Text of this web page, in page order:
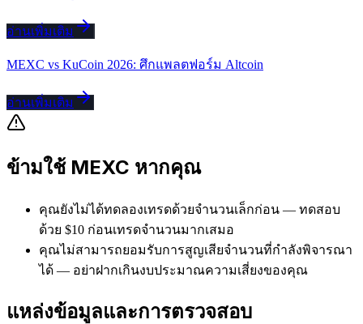
อ่านเพิ่มเติม
MEXC vs KuCoin 2026: ศึกแพลตฟอร์ม Altcoin
อ่านเพิ่มเติม
ข้ามใช้ MEXC หากคุณ
คุณยังไม่ได้ทดลองเทรดด้วยจำนวนเล็กก่อน — ทดสอบ
ด้วย $10 ก่อนเทรดจำนวนมากเสมอ
คุณไม่สามารถยอมรับการสูญเสียจำนวนที่กำลังพิจารณา
ได้ — อย่าฝากเกินงบประมาณความเสี่ยงของคุณ
แหล่งข้อมูลและการตรวจสอบ